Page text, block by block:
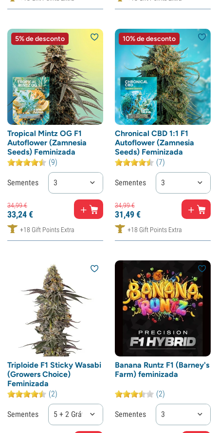
5% de desconto
Tropical Mintz OG F1
Autoflower (Zamnesia
Seeds) Feminizada
(9)
Sementes 3
34,99€
33,24€
+18 Gift Points Extra
10% de desconto
Chronical CBD 1:1 F1
Autoflower (Zamnesia
Seeds) Feminizada
(7)
Sementes 3
34,99€
31,49€
+18 Gift Points Extra
Triploide F1 Sticky Wasabi
(Growers Choice)
Feminizada
(2)
Sementes 5 + 2 Grátis
Banana Runtz F1 (Barney's
Farm) feminizada
(2)
Sementes 3